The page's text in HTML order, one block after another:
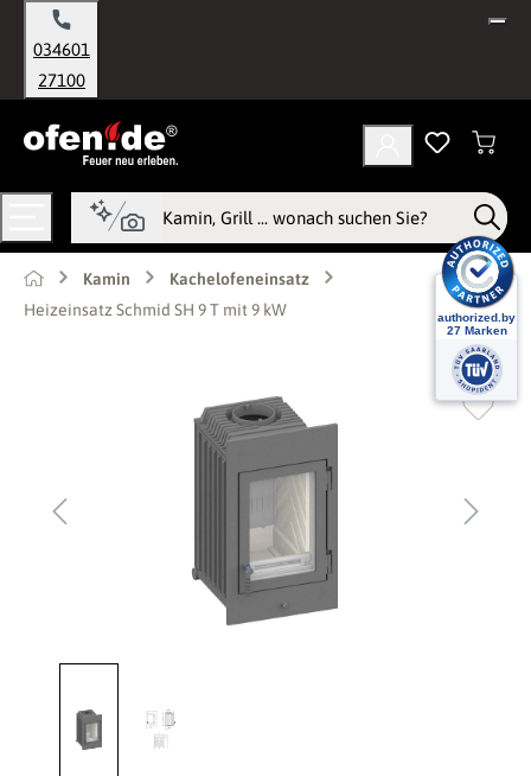
springen
034601
27100
Kamin
Kachelofeneinsatz
Heizeinsatz Schmid SH 9 T mit 9 kW